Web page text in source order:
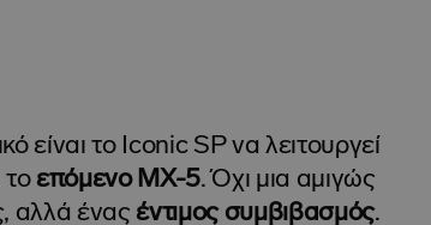
είναι το Iconic SP να λειτουργεί
το επόμενο MX-5. Όχι μια αμιγώς
αλλά ένας έντιμος συμβιβασμός.